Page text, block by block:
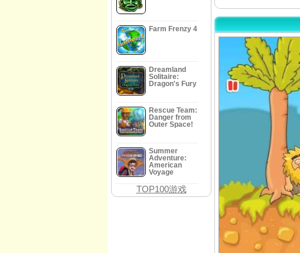
Farm Frenzy 4
Dreamland
Solitaire:
Dragon's Fury
Rescue Team:
Danger from
Outer Space!
Summer
Adventure:
American
Voyage
TOP100游戏